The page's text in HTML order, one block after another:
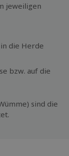
jeweiligen
die Herde
bzw. auf die
sind die